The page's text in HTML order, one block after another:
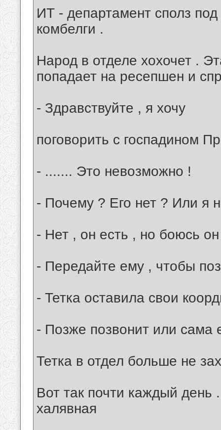
ИТ - департамент сполз
комбелги .
Народ в отделе хохочет .
попадает на ресепшен и
- Здравствуйте , я хочу
поговорить с госпадином
- ....... Это невозможно !
- Почему ? Его нет ? Или я
- Нет , он есть , но боюсь
- Передайте ему , чтобы
- Тетка оставила свои
- Позже позвонит или сама
Тетка в отдел больше не
Вот так почти каждый день
халявная